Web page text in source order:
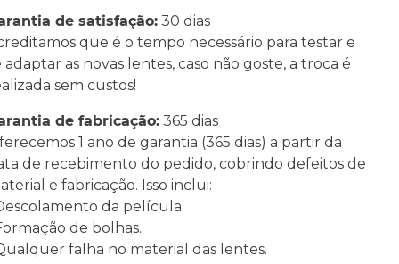
de satisfação:30 dias
que é o tempo necessário para testar e
adaptar as novas lentes, caso não goste, a troca é
sem custos!
de fabricação:365 dias
1 ano de garantia (365 dias) a partir da
de recebimento do pedido, cobrindo defeitos de
e fabricação. Isso inclui:
da película.
de bolhas.
falha no material das lentes.